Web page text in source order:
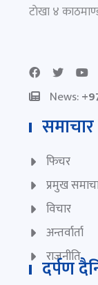
टाेखा ४
News:
समाचार
फिचर
प्रमुख
विचार
अन्तर्वार्ता
राजनीति
दर्पण